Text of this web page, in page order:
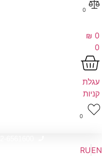
0
₪ 0
0
עגלת
קניות
0
EN
RU